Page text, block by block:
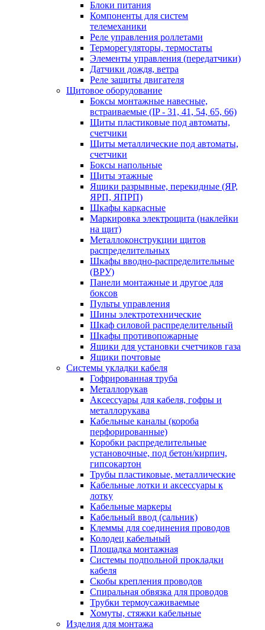
Блоки питания
Компоненты для систем
телемеханики
Реле управления роллетами
Терморегуляторы, термостаты
Элементы управления (передатчики)
Датчики дождя, ветра
Реле защиты двигателя
Щитовое оборудование
Боксы монтажные навесные,
встраиваемые (IP - 31, 41, 54, 65, 66)
Щиты пластиковые под автоматы,
счетчики
Щиты металлические под автоматы,
счетчики
Боксы напольные
Щиты этажные
Ящики разрывные, перекидные (ЯР,
ЯРП, ЯПРП)
Шкафы каркасные
Маркировка электрощита (наклейки
на щит)
Металлоконструкции щитов
распределительных
Шкафы вводно-распределительные
(ВРУ)
Панели монтажные и другое для
боксов
Пульты управления
Шины электротехнические
Шкаф силовой распределительный
Шкафы противопожарные
Ящики для установки счетчиков газа
Ящики почтовые
Системы укладки кабеля
Гофрированная труба
Металлорукав
Аксессуары для кабеля, гофры и
металлорукава
Кабельные каналы (короба
перфорированные)
Коробки распределительные
установочные, под бетон/кирпич,
гипсокартон
Трубы пластиковые, металлические
Кабельные лотки и аксессуары к
лотку
Кабельные маркеры
Кабельный ввод (сальник)
Клеммы для соединения проводов
Колодец кабельный
Площадка монтажная
Системы подпольной прокладки
кабеля
Скобы крепления проводов
Спиральная обвязка для проводов
Трубки термоусаживаемые
Хомуты, стяжки кабельные
Изделия для монтажа